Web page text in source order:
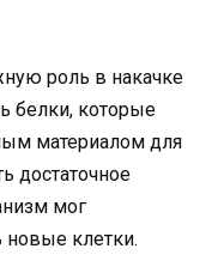
роль в накачке
белки, которые
материалом для
достаточное
мог
новые клетки.